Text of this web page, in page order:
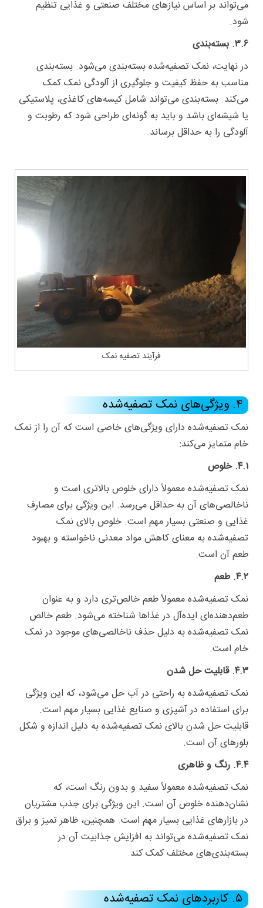
می‌تواند بر اساس نیازهای مختلف صنعتی و غذایی تنظیم
شود.
۳.۶. بسته‌بندی
در نهایت، نمک تصفیه‌شده بسته‌بندی می‌شود. بسته‌بندی
مناسب به حفظ کیفیت و جلوگیری از آلودگی نمک کمک
می‌کند. بسته‌بندی می‌تواند شامل کیسه‌های کاغذی، پلاستیکی
یا شیشه‌ای باشد و باید به گونه‌ای طراحی شود که رطوبت و
آلودگی را به حداقل برساند.
فرآیند تصفیه نمک
۴. ویژگی‌های نمک تصفیه‌شده
نمک تصفیه‌شده دارای ویژگی‌های خاصی است که آن را از نمک
خام متمایز می‌کند:
۴.۱. خلوص
نمک تصفیه‌شده معمولاً دارای خلوص بالاتری است و
ناخالصی‌های آن به حداقل می‌رسد. این ویژگی برای مصارف
غذایی و صنعتی بسیار مهم است. خلوص بالای نمک
تصفیه‌شده به معنای کاهش مواد معدنی ناخواسته و بهبود
طعم آن است.
۴.۲. طعم
نمک تصفیه‌شده معمولاً طعم خالص‌تری دارد و به عنوان
طعم‌دهنده‌ای ایده‌آل در غذاها شناخته می‌شود. طعم خالص
نمک تصفیه‌شده به دلیل حذف ناخالصی‌های موجود در نمک
خام است.
۴.۳. قابلیت حل شدن
نمک تصفیه‌شده به راحتی در آب حل می‌شود، که این ویژگی
برای استفاده در آشپزی و صنایع غذایی بسیار مهم است.
قابلیت حل شدن بالای نمک تصفیه‌شده به دلیل اندازه و شکل
بلورهای آن است.
۴.۴. رنگ و ظاهری
نمک تصفیه‌شده معمولاً سفید و بدون رنگ است، که
نشان‌دهنده خلوص آن است. این ویژگی برای جذب مشتریان
در بازارهای غذایی بسیار مهم است. همچنین، ظاهر تمیز و براق
نمک تصفیه‌شده می‌تواند به افزایش جذابیت آن در
بسته‌بندی‌های مختلف کمک کند.
۵. کاربردهای نمک تصفیه‌شده